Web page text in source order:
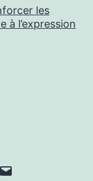
les
à l’expression